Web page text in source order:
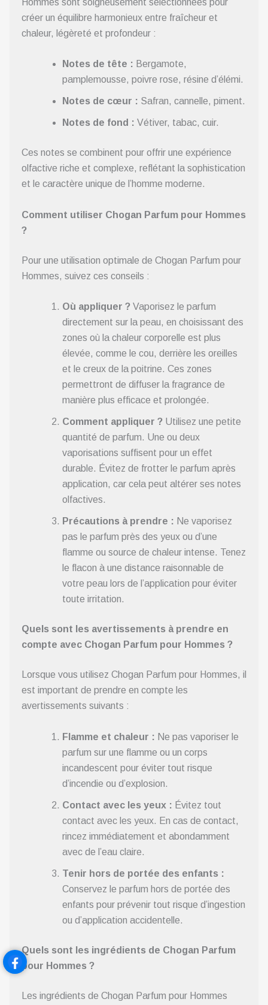
créer un équilibre harmonieux entre fraîcheur et
chaleur, légèreté et profondeur :
Notes de tête : Bergamote,
pamplemousse, poivre rose, résine d’élémi.
Notes de cœur : Safran, cannelle, piment.
Notes de fond : Vétiver, tabac, cuir.
Ces notes se combinent pour offrir une expérience
olfactive riche et complexe, reflétant la sophistication
et le caractère unique de l’homme moderne.
Comment utiliser Chogan Parfum pour Hommes
?
Pour une utilisation optimale de Chogan Parfum pour
Hommes, suivez ces conseils :
Où appliquer ? Vaporisez le parfum
directement sur la peau, en choisissant des
zones où la chaleur corporelle est plus
élevée, comme le cou, derrière les oreilles
et le creux de la poitrine. Ces zones
permettront de diffuser la fragrance de
manière plus efficace et prolongée.
Comment appliquer ? Utilisez une petite
quantité de parfum. Une ou deux
vaporisations suffisent pour un effet
durable. Évitez de frotter le parfum après
application, car cela peut altérer ses notes
olfactives.
Précautions à prendre : Ne vaporisez
pas le parfum près des yeux ou d’une
flamme ou source de chaleur intense. Tenez
le flacon à une distance raisonnable de
votre peau lors de l’application pour éviter
toute irritation.
Quels sont les avertissements à prendre en
compte avec Chogan Parfum pour Hommes ?
Lorsque vous utilisez Chogan Parfum pour Hommes, il
est important de prendre en compte les
avertissements suivants :
Flamme et chaleur : Ne pas vaporiser le
parfum sur une flamme ou un corps
incandescent pour éviter tout risque
d’incendie ou d’explosion.
Contact avec les yeux : Évitez tout
contact avec les yeux. En cas de contact,
rincez immédiatement et abondamment
avec de l’eau claire.
Tenir hors de portée des enfants :
Conservez le parfum hors de portée des
enfants pour prévenir tout risque d’ingestion
ou d’application accidentelle.
Quels sont les ingrédients de Chogan Parfum
pour Hommes ?
Les ingrédients de Chogan Parfum pour Hommes